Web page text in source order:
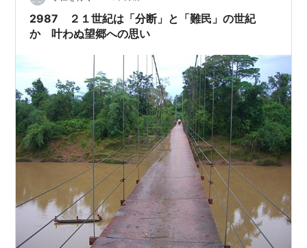
命維持に不可欠なものとする法則への同意こそ、人間に
遂…
2987 ２１世紀は「分断」と「難民」の世紀
か 叶わぬ望郷への思い